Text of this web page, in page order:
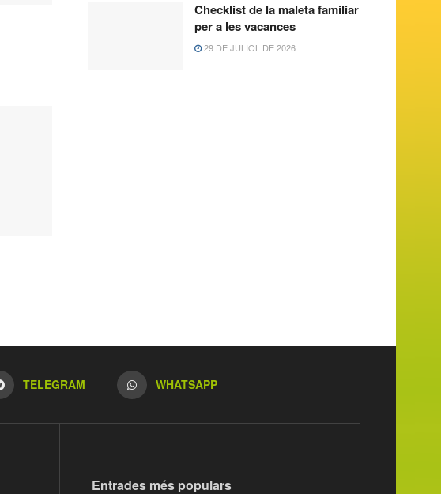
Checklist de la maleta familiar
per a les vacances
29 DE JULIOL DE 2026
TELEGRAM WHATSAPP
Entrades més populars